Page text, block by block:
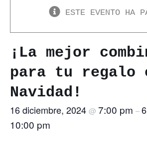
ESTE EVENTO HA
¡La mejor
para tu regalo
Navidad!
16 diciembre, 2024 @ 7:00 pm –
10:00 pm